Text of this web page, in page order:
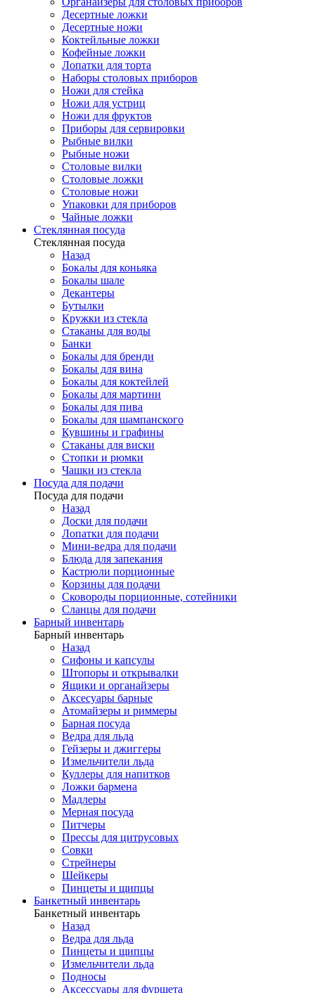
Десертные ложки
Десертные ножи
Коктейльные ложки
Кофейные ложки
Лопатки для торта
Наборы столовых приборов
Ножи для стейка
Ножи для устриц
Ножи для фруктов
Приборы для сервировки
Рыбные вилки
Рыбные ножи
Столовые вилки
Столовые ложки
Столовые ножи
Упаковки для приборов
Чайные ложки
Стеклянная посуда
Стеклянная посуда
Назад
Бокалы для коньяка
Бокалы шале
Декантеры
Бутылки
Кружки из стекла
Стаканы для воды
Банки
Бокалы для бренди
Бокалы для вина
Бокалы для коктейлей
Бокалы для мартини
Бокалы для пива
Бокалы для шампанского
Кувшины и графины
Стаканы для виски
Стопки и рюмки
Чашки из стекла
Посуда для подачи
Посуда для подачи
Назад
Доски для подачи
Лопатки для подачи
Мини-ведра для подачи
Блюда для запекания
Кастрюли порционные
Корзины для подачи
Сковороды порционные, сотейники
Сланцы для подачи
Барный инвентарь
Барный инвентарь
Назад
Сифоны и капсулы
Штопоры и открывалки
Ящики и органайзеры
Аксесуары барные
Атомайзеры и риммеры
Барная посуда
Ведра для льда
Гейзеры и джиггеры
Измельчители льда
Куллеры для напитков
Ложки бармена
Мадлеры
Мерная посуда
Питчеры
Прессы для цитрусовых
Совки
Стрейнеры
Шейкеры
Пинцеты и щипцы
Банкетный инвентарь
Банкетный инвентарь
Назад
Ведра для льда
Пинцеты и щипцы
Измельчители льда
Подносы
Аксессуары для фуршета